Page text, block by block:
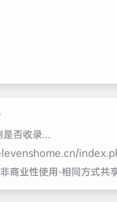
是否收录...
商业性使用-相同方式